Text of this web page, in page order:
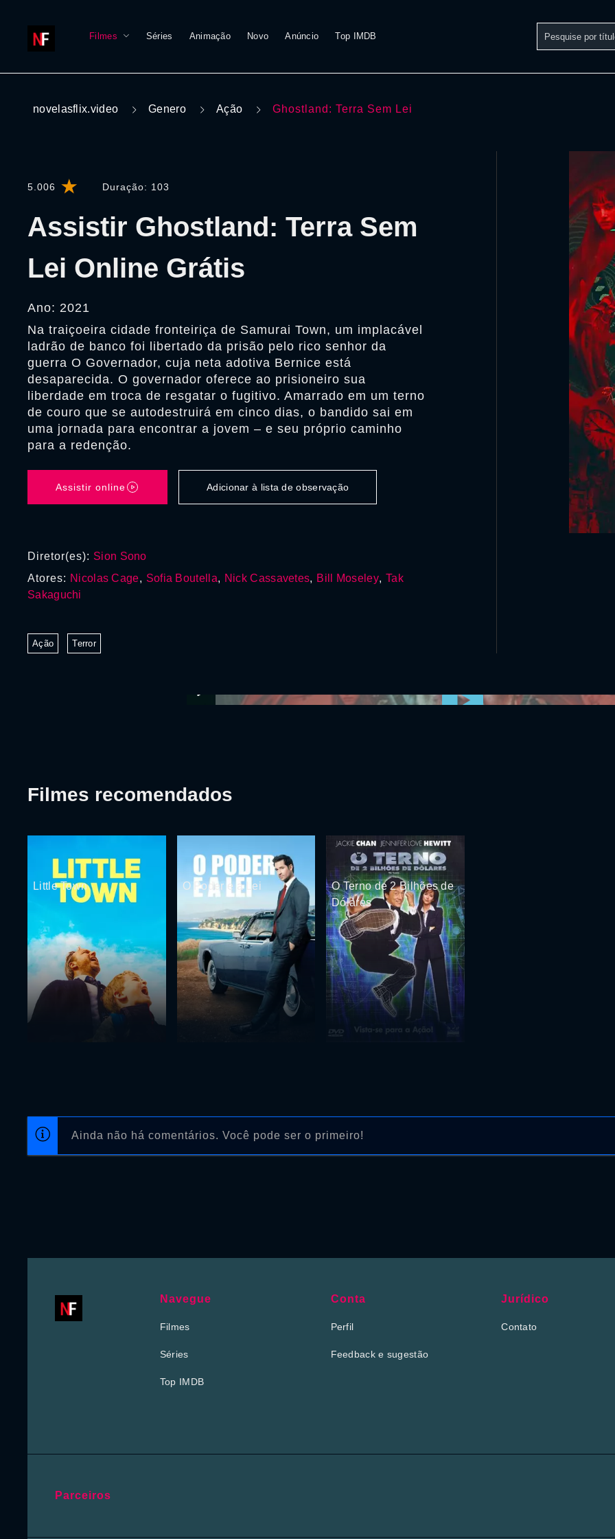
Filmes Séries Animação Novo Anúncio Top IMDB
novelasflix.video Genero Ação Ghostland: Terra Sem Lei
5.006 Duração: 103
Assistir Ghostland: Terra Sem
Lei Online Grátis
Ano: 2021
Na traiçoeira cidade fronteiriça de Samurai Town, um implacável
ladrão de banco foi libertado da prisão pelo rico senhor da
guerra O Governador, cuja neta adotiva Bernice está
desaparecida. O governador oferece ao prisioneiro sua
liberdade em troca de resgatar o fugitivo. Amarrado em um terno
de couro que se autodestruirá em cinco dias, o bandido sai em
uma jornada para encontrar a jovem – e seu próprio caminho
para a redenção.
Assistir online Adicionar à lista de observação
Diretor(es): Sion Sono
Atores: Nicolas Cage, Sofia Boutella, Nick Cassavetes, Bill Moseley, Tak
Sakaguchi
Ação Terror
Ainda não há comentários. Você pode ser o primeiro!
Filmes recomendados
Little Town O Poder e a Lei
O Terno de 2 Bilhões de
Dólares
Navegue
Filmes
Séries
Top IMDB
Conta
Perfil
Feedback e sugestão
Jurídico
Contato
Parceiros